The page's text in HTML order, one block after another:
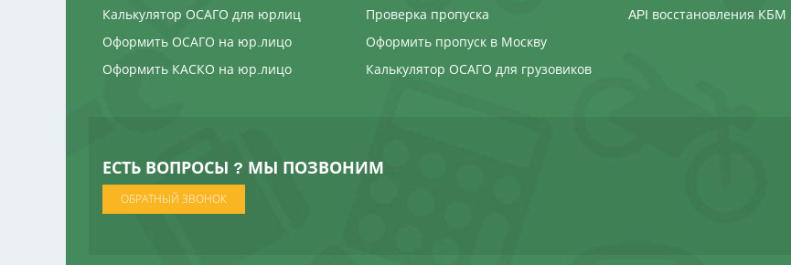
Калькулятор ОСАГО для юрлиц
Оформить ОСАГО на юр.лицо
Оформить КАСКО на юр.лицо
Проверка пропуска
Оформить пропуск в Москву
Калькулятор ОСАГО для грузовиков
API восстановления КБМ
ЕСТЬ ВОПРОСЫ ? МЫ ПОЗВОНИМ
ОБРАТНЫЙ ЗВОНОК